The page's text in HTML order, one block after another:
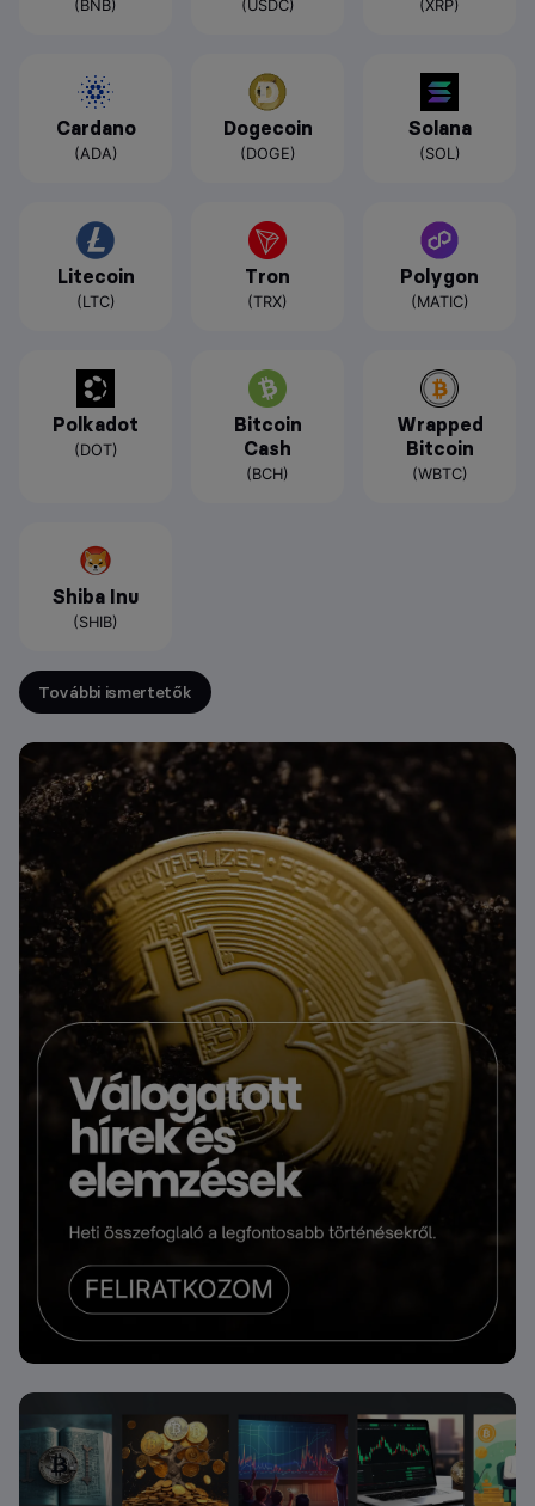
(BNB) (USDC) (XRP)
Cardano
(ADA)
Dogecoin
(DOGE)
Solana
(SOL)
Litecoin
(LTC)
Tron
(TRX)
Polygon
(MATIC)
Polkadot
(DOT)
Bitcoin
Cash
(BCH)
Wrapped
Bitcoin
(WBTC)
Shiba Inu
(SHIB)
További ismertetők